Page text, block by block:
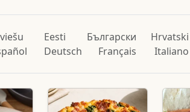
Eesti Български Hrvatski
Deutsch Français Italiano